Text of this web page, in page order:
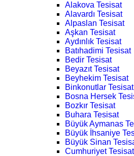
Alakova Tesisat
Alavardı Tesisat
Alpaslan Tesisat
Aşkan Tesisat
Aydınlık Tesisat
Batıhadimi Tesisat
Bedir Tesisat
Beyazıt Tesisat
Beyhekim Tesisat
Binkonutlar Tesisat
Bosna Hersek
Bozkır Tesisat
Buhara Tesisat
Büyük Aymanas
Büyük İhsaniye
Büyük Sinan
Cumhuriyet Tesisat